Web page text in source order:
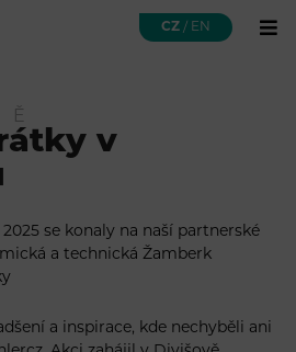
CZ / EN
v
se konaly na naší partnerské
a technická Žamberk
a inspirace, kde nechyběli ani